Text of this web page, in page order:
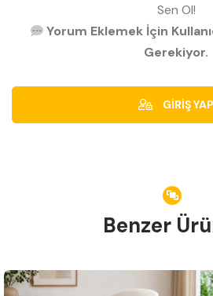
Sen Ol!
Yorum Eklemek İçin
Gerekiyor.
GİRİŞ YAP
Benzer